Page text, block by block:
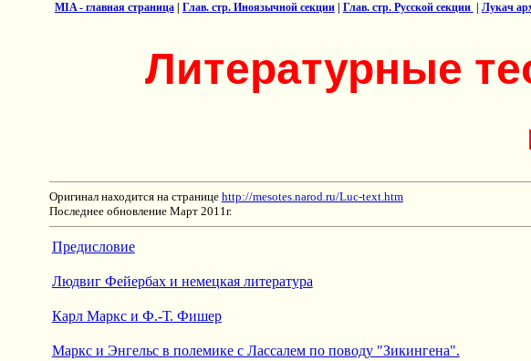
MIA - главная страница| Глав. стр. Иноязычной секции| Глав. стр. Русской секции Лукач
Литературные
Оригинал находится на странице http://mesotes.narod.ru/Luc-text.htm
Последнее обновление Март 2011г.
Предисловие
Людвиг Фейербах и немецкая литература
Карл Маркс и Ф.-Т. Фишер
Маркс и Энгельс в полемике с Лассалем по поводу "Зикингена".